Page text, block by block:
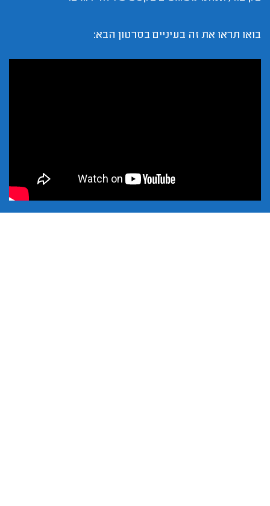
בואו תראו את זה בעיניים בסרטון הבא: